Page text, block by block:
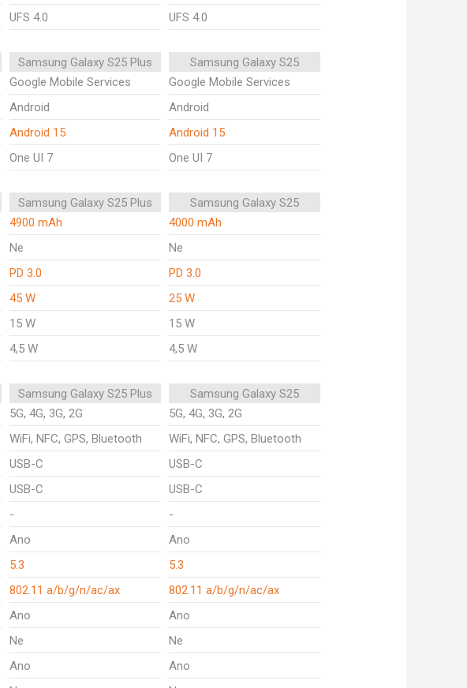
UFS 4.0 UFS 4.0
Samsung Galaxy S25 Plus
Samsung Galaxy S25
Google Mobile Services
Google Mobile Services
Android
Android
Android 15
Android 15
One UI 7 One UI 7
Samsung Galaxy S25 Plus
Samsung Galaxy S25
4900 mAh
4000 mAh
Ne
Ne
PD 3.0
PD 3.0
45 W
25 W
15 W
15 W
4,5 W 4,5 W
Samsung Galaxy S25 Plus
Samsung Galaxy S25
5G, 4G, 3G, 2G
5G, 4G, 3G, 2G
WiFi, NFC, GPS, Bluetooth
WiFi, NFC, GPS, Bluetooth
USB-C
USB-C
USB-C
USB-C
-
-
Ano
Ano
5.3
5.3
802.11 a/b/g/n/ac/ax
802.11 a/b/g/n/ac/ax
Ano
Ano
Ne
Ne
Ano
Ano